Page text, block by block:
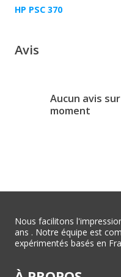
HP PSC 370
Avis
Aucun avis
moment
Nous facilitons
ans . Notre équipe est
expérimentés basés en